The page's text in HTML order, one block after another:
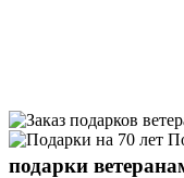
подарки